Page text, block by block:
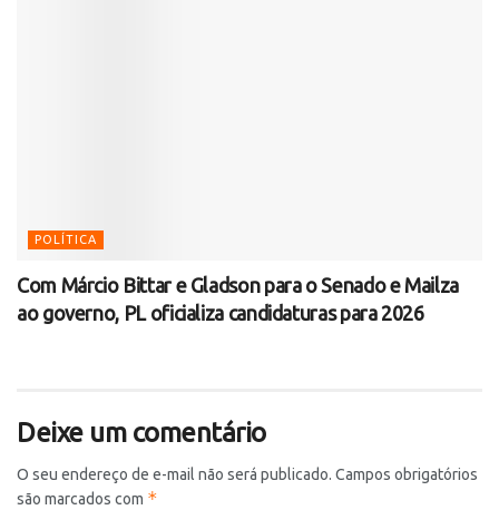
POLÍTICA
Com Márcio Bittar e Gladson para o Senado e Mailza
ao governo, PL oficializa candidaturas para 2026
Deixe um comentário
O seu endereço de e-mail não será publicado. Campos obrigatórios
são marcados com *